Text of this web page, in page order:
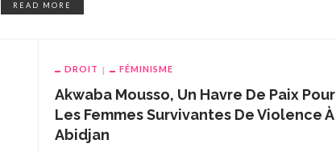
READ MORE
DROIT FÉMINISME
Akwaba Mousso, Un Havre De Paix Pour
Les Femmes Survivantes De Violence À
Abidjan